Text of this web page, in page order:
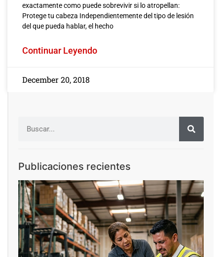
exactamente como puede sobrevivir si lo atropellan:
Protege tu cabeza Independientemente del tipo de lesión
del que pueda hablar, el hecho
Continuar Leyendo
December 20, 2018
Publicaciones recientes